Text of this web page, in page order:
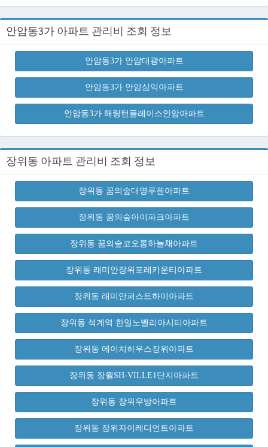
안암동3가 아파트 관리비 조회 정보
안암동3가 안암대광아파트
안암동3가 안암삼익아파트
안암동3가 해링턴플레이스안암아파트
장위동 아파트 관리비 조회 정보
장위동 꿈의숲대명루첸아파트
장위동 꿈의숲아이파크아파트
장위동 꿈의숲코오롱하늘채아파트
장위동 래미안장위포레카운티아파트
장위동 래미안퍼스트하이아파트
장위동 석계역 한일노벨리아시티아파트
장위동 에이치하우스장위아파트
장위동 장월SH-VILLE1단지아파트
장위동 장위우방아파트
장위동 장위자이레디언트아파트